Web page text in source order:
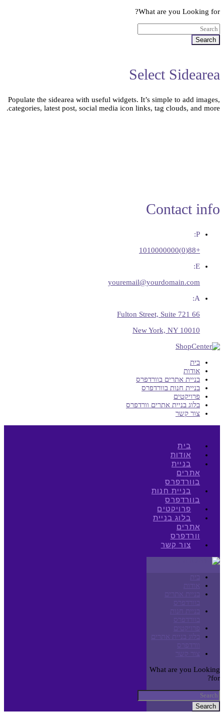
What are you Looking for?
Search
Select Sidearea
Populate the sidearea with useful widgets. It’s simple to add images,
categories, latest post, social media icon links, tag clouds, and more.
Contact info
P:
+88(0)1010000000
E:
youremail@yourdomain.com
A:
66 Fulton Street, Suite 721
New York, NY 10010
בית
אודות
בניית אתרים בוורדפרס
בניית חנות בוורדפרס
פרויקטים
בלוג בניית אתרים וורדפרס
צור קשר
בית
אודות
בניית
אתרים
בוורדפרס
בניית חנות
בוורדפרס
פרויקטים
בלוג בניית
אתרים
וורדפרס
צור קשר
בית
אודות
בניית אתרים
בוורדפרס
בניית חנות
בוורדפרס
פרויקטים
בלוג בניית אתרים
וורדפרס
צור קשר
What are you Looking
for?
Search